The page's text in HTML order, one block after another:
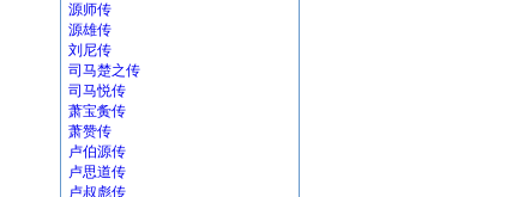
源师传
源雄传
刘尼传
司马楚之传
司马悦传
萧宝夤传
萧赞传
卢伯源传
卢思道传
卢叔彪传